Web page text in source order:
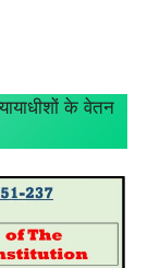
के वेतन